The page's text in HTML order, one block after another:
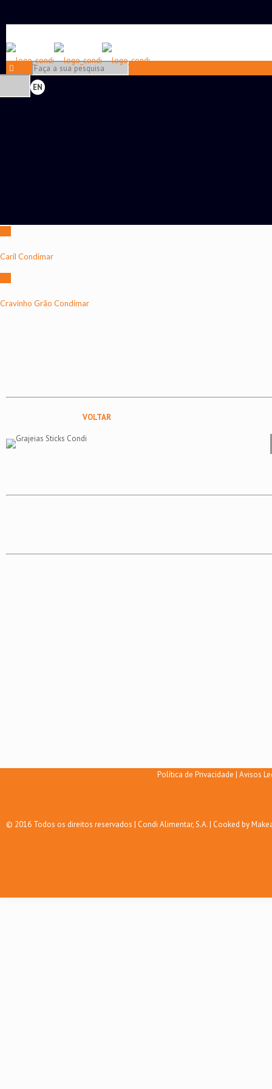
EN
Caril Condimar
Cravinho Grão Condimar
VOLTAR
Política de Privacidade | Avisos
© 2016 Todos os direitos reservados | Condi Alimentar, S.A. | Cooked by